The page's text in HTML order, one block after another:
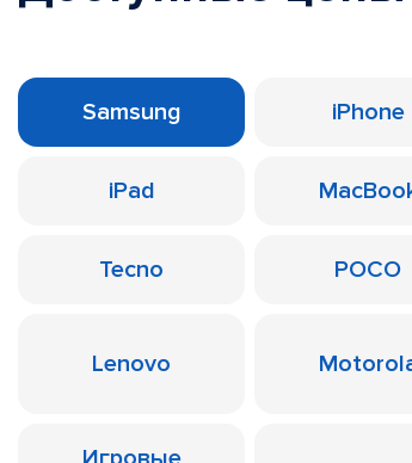
Samsung iPhone
iPad
Tecno POCO
Lenovo